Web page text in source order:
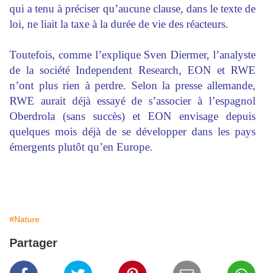
qui a tenu à préciser qu’aucune clause, dans le texte de
loi, ne liait la taxe à la durée de vie des réacteurs.
Toutefois, comme l’explique Sven Diermer, l’analyste
de la société Independent Research, EON et RWE
n’ont plus rien à perdre. Selon la presse allemande,
RWE aurait déjà essayé de s’associer à l’espagnol
Oberdrola (sans succès) et EON envisage depuis
quelques mois déjà de se développer dans les pays
émergents plutôt qu’en Europe.
#Nature
Partager